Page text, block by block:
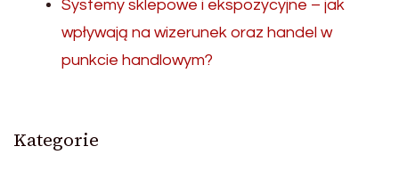
Systemy sklepowe i ekspozycyjne – jak
wpływają na wizerunek oraz handel w
punkcie handlowym?
Kategorie